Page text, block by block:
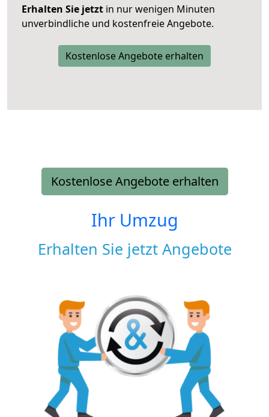
Erhalten Sie jetzt in nur wenigen Minuten
unverbindliche und kostenfreie Angebote.
Kostenlose Angebote erhalten
Kostenlose Angebote erhalten
Ihr Umzug
Erhalten Sie jetzt Angebote